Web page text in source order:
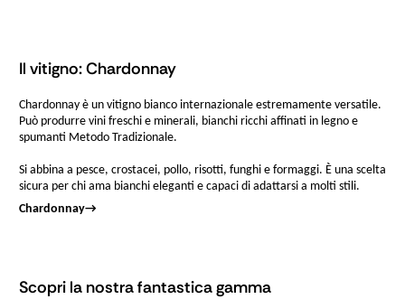
Il vitigno: Chardonnay
Chardonnay è un vitigno bianco internazionale estremamente versatile.
Può produrre vini freschi e minerali, bianchi ricchi affinati in legno e
spumanti Metodo Tradizionale.
Si abbina a pesce, crostacei, pollo, risotti, funghi e formaggi. È una scelta
sicura per chi ama bianchi eleganti e capaci di adattarsi a molti stili.
Chardonnay→
Scopri la nostra fantastica gamma